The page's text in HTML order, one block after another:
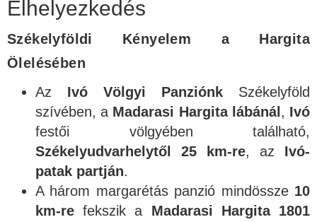
Elhelyezkedés
Székelyföldi Kényelem a Hargita
Ölelésében
Az Ivó Völgyi Panziónk Székelyföld
szívében, a Madarasi Hargita lábánál , Ivó
festői völgyében található,
Székelyudvarhelytől 25 km-re, az Ivó-
patak partján.
A három margarétás panzió mindössze 10
km-re fekszik a Madarasi Hargita 1801